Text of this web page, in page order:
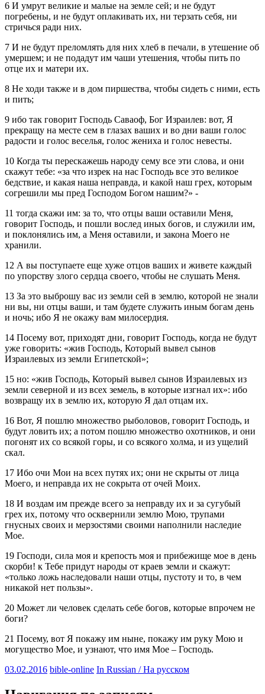
6 И умрут великие и малые на земле сей; и не будут
погребены, и не будут оплакивать их, ни терзать себя, ни
стричься ради них.
7 И не будут преломлять для них хлеб в печали, в утешение об
умершем; и не подадут им чаши утешения, чтобы пить по
отце их и матери их.
8 Не ходи также и в дом пиршества, чтобы сидеть с ними, есть
и пить;
9 ибо так говорит Господь Саваоф, Бог Израилев: вот, Я
прекращу на месте сем в глазах ваших и во дни ваши голос
радости и голос веселья, голос жениха и голос невесты.
10 Когда ты перескажешь народу сему все эти слова, и они
скажут тебе: «за что изрек на нас Господь все это великое
бедствие, и какая наша неправда, и какой наш грех, которым
согрешили мы пред Господом Богом нашим?» ‑
11 тогда скажи им: за то, что отцы ваши оставили Меня,
говорит Господь, и пошли вослед иных богов, и служили им,
и поклонялись им, а Меня оставили, и закона Моего не
хранили.
12 А вы поступаете еще хуже отцов ваших и живете каждый
по упорству злого сердца своего, чтобы не слушать Меня.
13 За это выброшу вас из земли сей в землю, которой не знали
ни вы, ни отцы ваши, и там будете служить иным богам день
и ночь; ибо Я не окажу вам милосердия.
14 Посему вот, приходят дни, говорит Господь, когда не будут
уже говорить: «жив Господь, Который вывел сынов
Израилевых из земли Египетской»;
15 но: «жив Господь, Который вывел сынов Израилевых из
земли северной и из всех земель, в которые изгнал их»: ибо
возвращу их в землю их, которую Я дал отцам их.
16 Вот, Я пошлю множество рыболовов, говорит Господь, и
будут ловить их; а потом пошлю множество охотников, и они
погонят их со всякой горы, и со всякого холма, и из ущелий
скал.
17 Ибо очи Мои на всех путях их; они не скрыты от лица
Моего, и неправда их не сокрыта от очей Моих.
18 И воздам им прежде всего за неправду их и за сугубый
грех их, потому что осквернили землю Мою, трупами
гнусных своих и мерзостями своими наполнили наследие
Мое.
19 Господи, сила моя и крепость моя и прибежище мое в день
скорби! к Тебе придут народы от краев земли и скажут:
«только ложь наследовали наши отцы, пустоту и то, в чем
никакой нет пользы».
20 Может ли человек сделать себе богов, которые впрочем не
боги?
21 Посему, вот Я покажу им ныне, покажу им руку Мою и
могущество Мое, и узнают, что имя Мое – Господь.
03.02.2016 bible-online In Russian / На русском